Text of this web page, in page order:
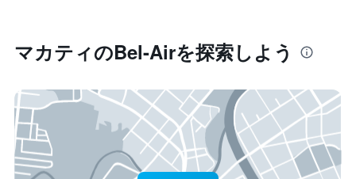
マカティ​のBel-Air​を探索しよう